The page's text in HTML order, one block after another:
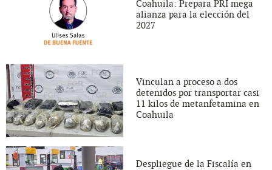
Coahuila: Prepara PRI mega
alianza para la elección del
2027
Vinculan a proceso a dos
detenidos por transportar casi
11 kilos de metanfetamina en
Coahuila
Despliegue de la Fiscalía en